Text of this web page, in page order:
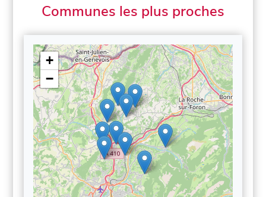
Communes les plus proches
+
−